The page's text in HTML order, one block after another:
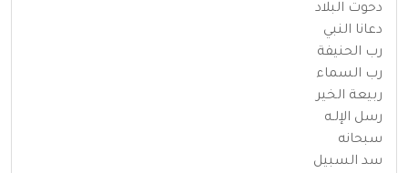
دحوت البلاد
دعانا النبي
رب الحنيفة
رب السماء
ربيعة الخير
رسل الإلـه
سبحانه
سد السبيل